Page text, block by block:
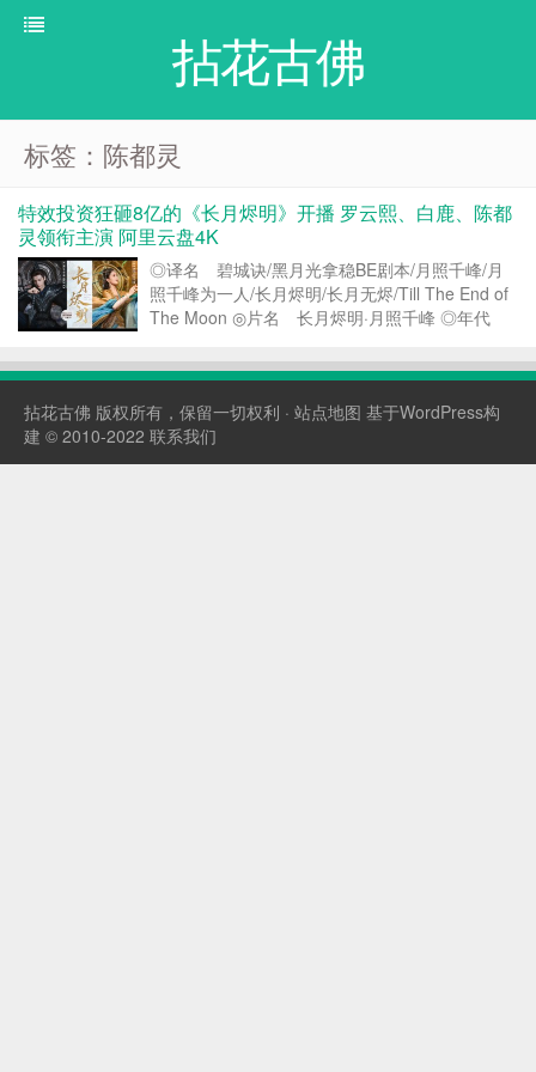
拈花古佛
标签：陈都灵
特效投资狂砸8亿的《长月烬明》开播 罗云熙、白鹿、陈都
灵领衔主演 阿里云盘4K
◎译名 碧城诀/黑月光拿稳BE剧本/月照千峰/月
照千峰为一人/长月烬明/长月无烬/Till The End of
The Moon ◎片名 长月烬明·月照千峰 ◎年代
古装 ◎语言 汉语普通话 ◎上映日期 2023-04-
拈花古佛 版权所有，保留一切权利 · 站点地图 基于WordPress构
建 © 2010-2022 联系我们